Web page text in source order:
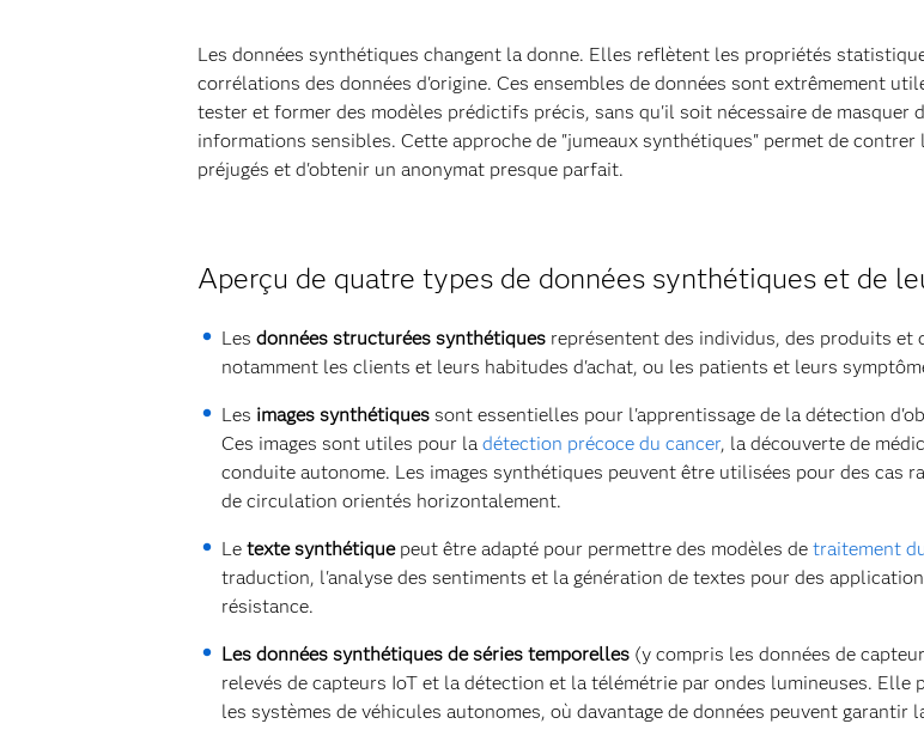
Les données synthétiques changent la donne. Elles reflètent les propriétés
corrélations des données d'origine. Ces ensembles de données sont extrêmement
tester et former des modèles prédictifs précis, sans qu'il soit nécessaire de masquer
informations sensibles. Cette approche de "jumeaux synthétiques" permet de contrer
préjugés et d'obtenir un anonymat presque parfait.
Aperçu de quatre types de données synthétiques et de
Les données structurées synthétiquesreprésentent des individus, des produits
notamment les clients et leurs habitudes d'achat, ou les patients et leurs
Les images synthétiques sont essentielles pour l'apprentissage de la détection
Ces images sont utiles pour la détection précoce du cancer, la découverte de
conduite autonome. Les images synthétiques peuvent être utilisées pour des cas
de circulation orientés horizontalement.
Le texte synthétique peut être adapté pour permettre des modèles de traitement
traduction, l'analyse des sentiments et la génération de textes pour des
résistance.
Les données synthétiques de séries temporelles(y compris les données de
relevés de capteurs IoT et la détection et la télémétrie par ondes lumineuses.
les systèmes de véhicules autonomes, où davantage de données peuvent garantir